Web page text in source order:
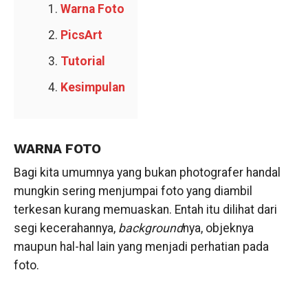
Warna Foto
PicsArt
Tutorial
Kesimpulan
WARNA FOTO
Bagi kita umumnya yang bukan photografer handal
mungkin sering menjumpai foto yang diambil
terkesan kurang memuaskan. Entah itu dilihat dari
segi kecerahannya, backgroundnya, objeknya
maupun hal-hal lain yang menjadi perhatian pada
foto.